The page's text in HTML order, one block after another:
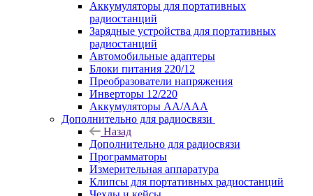
Аккумуляторы для портативных
радиостанций
Зарядные устройства для портативных
радиостанций
Автомобильные адаптеры
Блоки питания 220/12
Преобразователи напряжения
Инверторы 12/220
Аккумуляторы АА/ААА
Дополнительно для радиосвязи
Назад
Дополнительно для радиосвязи
Программаторы
Измерительная аппаратура
Клипсы для портативных радиостанций